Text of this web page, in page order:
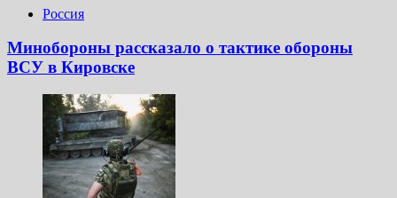
Россия
Минобороны рассказало о тактике обороны
ВСУ в Кировске